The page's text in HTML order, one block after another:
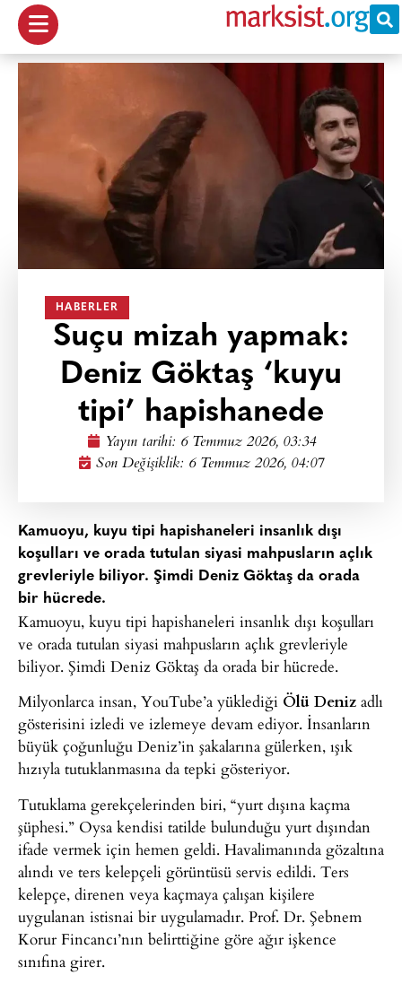
HABERLER
Suçu mizah yapmak:
Deniz Göktaş ‘kuyu
tipi’ hapishanede
Yayın tarihi: 6 Temmuz 2026, 03:34
Son Değişiklik: 6 Temmuz 2026, 04:07
Kamuoyu, kuyu tipi hapishaneleri insanlık dışı
koşulları ve orada tutulan siyasi mahpusların açlık
grevleriyle biliyor. Şimdi Deniz Göktaş da orada
bir hücrede.
Kamuoyu, kuyu tipi hapishaneleri insanlık dışı koşulları
ve orada tutulan siyasi mahpusların açlık grevleriyle
biliyor. Şimdi Deniz Göktaş da orada bir hücrede.
Milyonlarca insan, YouTube’a yüklediği Ölü Deniz adlı
gösterisini izledi ve izlemeye devam ediyor. İnsanların
büyük çoğunluğu Deniz’in şakalarına gülerken, ışık
hızıyla tutuklanmasına da tepki gösteriyor.
Tutuklama gerekçelerinden biri, “yurt dışına kaçma
şüphesi.” Oysa kendisi tatilde bulunduğu yurt dışından
ifade vermek için hemen geldi. Havalimanında gözaltına
alındı ve ters kelepçeli görüntüsü servis edildi. Ters
kelepçe, direnen veya kaçmaya çalışan kişilere
uygulanan istisnai bir uygulamadır. Prof. Dr. Şebnem
Korur Fincancı’nın belirttiğine göre ağır işkence
sınıfına girer.